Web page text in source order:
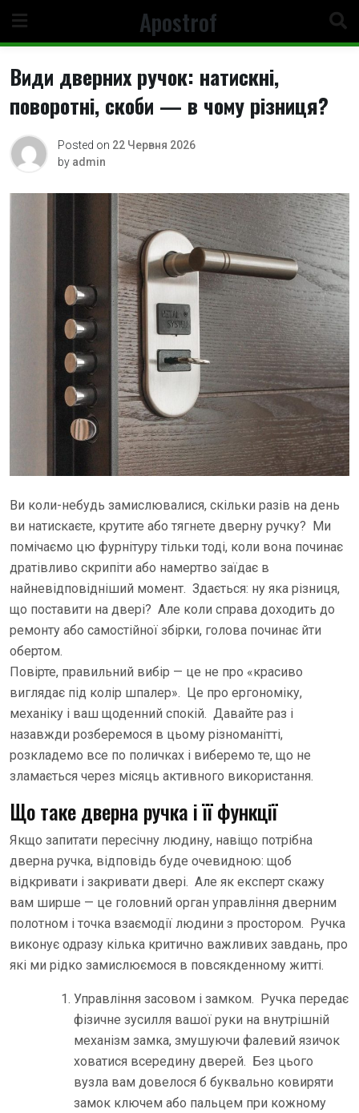
content
Apostrof
Види дверних ручок: натискні,
поворотні, скоби — в чому різниця?
Posted on 22 Червня 2026
by admin
Ви коли-небудь замислювалися, скільки разів на день
ви натискаєте, крутите або тягнете дверну ручку? Ми
помічаємо цю фурнітуру тільки тоді, коли вона починає
дратівливо скрипіти або намертво заїдає в
найневідповідніший момент. Здається: ну яка різниця,
що поставити на двері? Але коли справа доходить до
ремонту або самостійної збірки, голова починає йти
обертом.
Повірте, правильний вибір — це не про «красиво
виглядає під колір шпалер». Це про ергономіку,
механіку і ваш щоденний спокій. Давайте раз і
назавжди розберемося в цьому різноманітті,
розкладемо все по поличках і виберемо те, що не
зламається через місяць активного використання.
Що таке дверна ручка і її функції
Якщо запитати пересічну людину, навіщо потрібна
дверна ручка, відповідь буде очевидною: щоб
відкривати і закривати двері. Але як експерт скажу
вам ширше — це головний орган управління дверним
полотном і точка взаємодії людини з простором. Ручка
виконує одразу кілька критично важливих завдань, про
які ми рідко замислюємося в повсякденному житті.
Управління засовом і замком. Ручка передає
фізичне зусилля вашої руки на внутрішній
механізм замка, змушуючи фалевий язичок
ховатися всередину дверей. Без цього
вузла вам довелося б буквально ковиряти
замок ключем або пальцем при кожному